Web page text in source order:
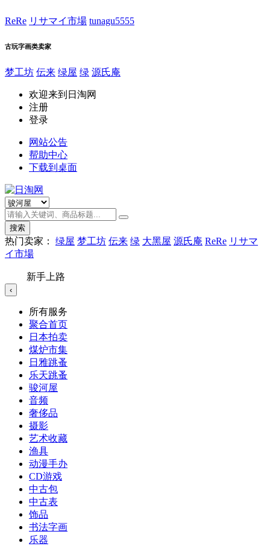
ReRe リサマイ市場 tunagu5555
古玩字画类卖家
梦工坊 伝来 绿屋 绿 源氏庵
欢迎来到日淘网
注册
登录
网站公告
帮助中心
下载到桌面
搜索
热门卖家： 绿屋 梦工坊 伝来 绿 大黑屋 源氏庵 ReRe リサマ
イ市場
新手上路
‹
所有服务
聚合首页
日本拍卖
煤炉市集
日雅跳蚤
乐天跳蚤
骏河屋
音频
奢侈品
摄影
艺术收藏
渔具
动漫手办
CD游戏
中古包
中古表
饰品
书法字画
乐器